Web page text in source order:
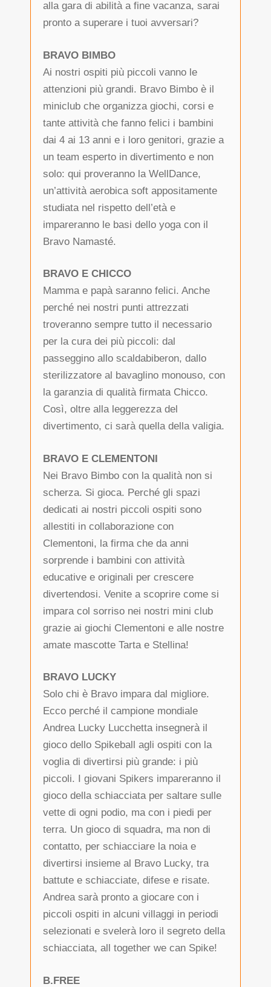
alla gara di abilità a fine vacanza, sarai
pronto a superare i tuoi avversari?
BRAVO BIMBO
Ai nostri ospiti più piccoli vanno le
attenzioni più grandi. Bravo Bimbo è il
miniclub che organizza giochi, corsi e
tante attività che fanno felici i bambini
dai 4 ai 13 anni e i loro genitori, grazie a
un team esperto in divertimento e non
solo: qui proveranno la WellDance,
un’attività aerobica soft appositamente
studiata nel rispetto dell’età e
impareranno le basi dello yoga con il
Bravo Namasté.
BRAVO E CHICCO
Mamma e papà saranno felici. Anche
perché nei nostri punti attrezzati
troveranno sempre tutto il necessario
per la cura dei più piccoli: dal
passeggino allo scaldabiberon, dallo
sterilizzatore al bavaglino monouso, con
la garanzia di qualità firmata Chicco.
Così, oltre alla leggerezza del
divertimento, ci sarà quella della valigia.
BRAVO E CLEMENTONI
Nei Bravo Bimbo con la qualità non si
scherza. Si gioca. Perché gli spazi
dedicati ai nostri piccoli ospiti sono
allestiti in collaborazione con
Clementoni, la firma che da anni
sorprende i bambini con attività
educative e originali per crescere
divertendosi. Venite a scoprire come si
impara col sorriso nei nostri mini club
grazie ai giochi Clementoni e alle nostre
amate mascotte Tarta e Stellina!
BRAVO LUCKY
Solo chi è Bravo impara dal migliore.
Ecco perché il campione mondiale
Andrea Lucky Lucchetta insegnerà il
gioco dello Spikeball agli ospiti con la
voglia di divertirsi più grande: i più
piccoli. I giovani Spikers impareranno il
gioco della schiacciata per saltare sulle
vette di ogni podio, ma con i piedi per
terra. Un gioco di squadra, ma non di
contatto, per schiacciare la noia e
divertirsi insieme al Bravo Lucky, tra
battute e schiacciate, difese e risate.
Andrea sarà pronto a giocare con i
piccoli ospiti in alcuni villaggi in periodi
selezionati e svelerà loro il segreto della
schiacciata, all together we can Spike!
B.FREE